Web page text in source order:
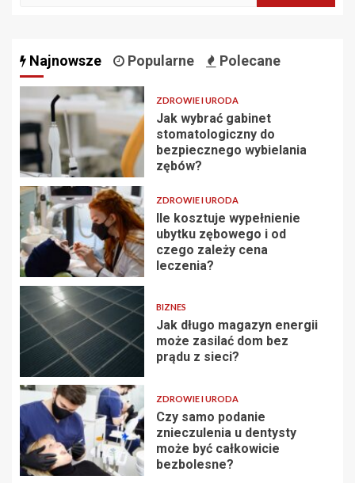
Najnowsze Popularne Polecane
ZDROWIE I URODA
Jak wybrać gabinet
stomatologiczny do
bezpiecznego wybielania
zębów?
ZDROWIE I URODA
Ile kosztuje wypełnienie
ubytku zębowego i od
czego zależy cena
leczenia?
BIZNES
Jak długo magazyn energii
może zasilać dom bez
prądu z sieci?
ZDROWIE I URODA
Czy samo podanie
znieczulenia u dentysty
może być całkowicie
bezbolesne?